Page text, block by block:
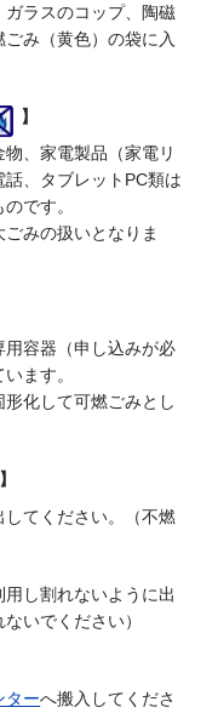
ラスのコップ、陶磁
み（黄色）の袋に入
】
、家電製品（家電リ
、タブレットPC類は
です。
みの扱いとなりま
用容器（申し込みが必
ます。
化して可燃ごみとし
】
てください。（不燃
し割れないように出
いでください）
ターへ搬入してくださ